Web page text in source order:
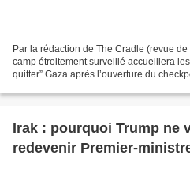
Par la rédaction de The Cradle (revue
camp étroitement surveillé accueillera
quitter” Gaza après l’ouverture du
Irak : pourquoi Trump ne
redevenir Premier-